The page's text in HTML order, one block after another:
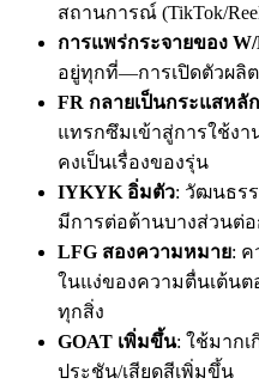
สถานการณ์ (TikTok/
การแพร่กระจายของ
อยู่ทุกที่—การเปิดตัวผลิ
FR กลายเป็นกระแสหลัก
แทรกซึมเข้าสู่การใช้ง
คงเป็นเรื่องของรุ่น
IYKYK อิ่มตัว: วัฒนธร
มีการต่อต้านบางส่วนต่
LFG สองความหมาย:
ในแง่ของความตื่นเต้น
ทุกสิ่ง
GOAT เพิ่มขึ้น: ใช้มาก
ประชัน/เสียดสีเพิ่มขึ้น